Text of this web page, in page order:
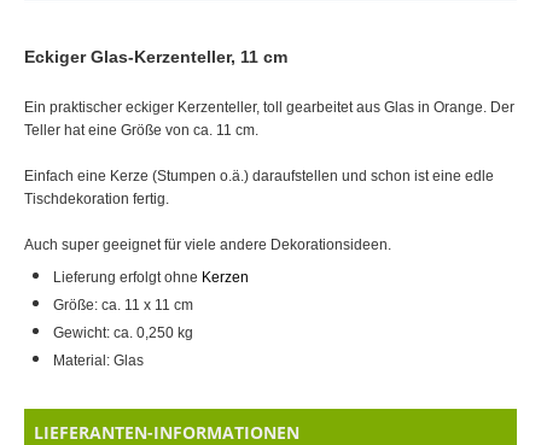
Eckiger Glas-Kerzenteller, 11 cm
Ein praktischer eckiger Kerzenteller, toll gearbeitet aus Glas in Orange. Der
Teller hat eine Größe von ca. 11 cm.
Einfach eine Kerze (Stumpen o.ä.) daraufstellen und schon ist eine edle
Tischdekoration fertig.
Auch super geeignet für viele andere Dekorationsideen.
Lieferung erfolgt ohne Kerzen
Größe: ca. 11 x 11 cm
Gewicht: ca. 0,250 kg
Material: Glas
LIEFERANTEN-INFORMATIONEN